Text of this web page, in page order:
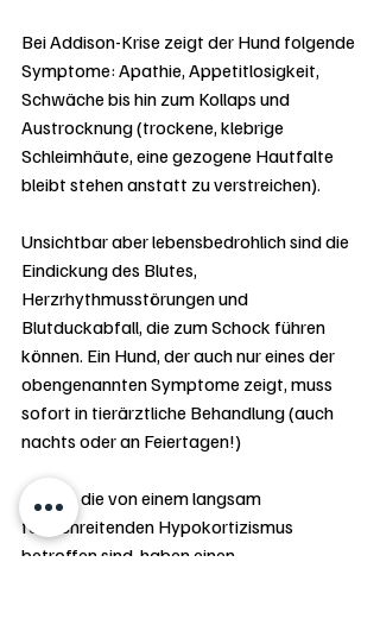
Bei Addison-Krise zeigt der Hund folgende
Symptome: Apathie, Appetitlosigkeit,
Schwäche bis hin zum Kollaps und
Austrocknung (trockene, klebrige
Schleimhäute, eine gezogene Hautfalte
bleibt stehen anstatt zu verstreichen).
Unsichtbar aber lebensbedrohlich sind die
Eindickung des Blutes,
Herzrhythmusstörungen und
Blutduckabfall, die zum Schock führen
können. Ein Hund, der auch nur eines der
obengenannten Symptome zeigt, muss
sofort in tierärztliche Behandlung (auch
nachts oder an Feiertagen!)
Hunde, die von einem langsam
fortschreitenden Hypokortizismus
betroffen sind, haben einen